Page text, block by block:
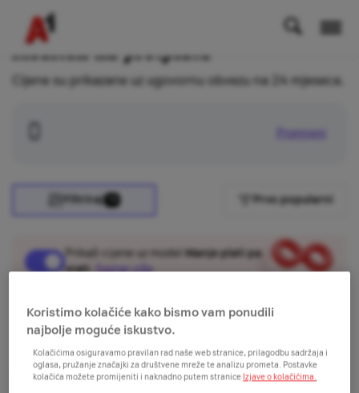
Mobiteli na pretplatu
Cijene su prikazane uz ugovornu obvezu na 24 mjeseca.
Promijeni
Filtriraj Prvo popularni
Prikaži cijene uz model
Manje plati pa
vrati.Saznaj više
Koristimo kolačiće kako bismo vam ponudili
najbolje moguće iskustvo.
Kolačićima osiguravamo pravilan rad naše web stranice, prilagodbu sadržaja i
oglasa, pružanje značajki za društvene mreže te analizu prometa. Postavke
kolačića možete promijeniti i naknadno putem stranice Izjave o kolačićima.